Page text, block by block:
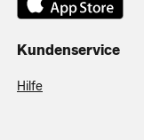
Kundenservice
Hilfe